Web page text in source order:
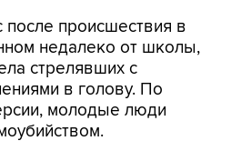
происшествия в
недалеко от школы,
стрелявших с
в голову. По
молодые люди